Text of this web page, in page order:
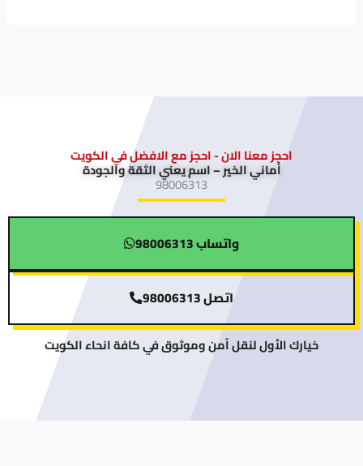
احجز معنا الان - احجز مع الافضل في الكويت
أماني الخير – اسم يعني الثقة والجودة
98006313
واتساب 98006313
اتصل 98006313
خيارك الأول لنقل آمن وموثوق في كافة انحاء الكويت